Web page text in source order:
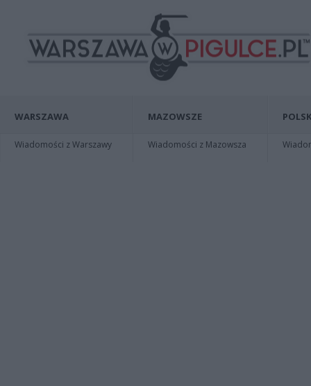
WARSZAWA
Wiadomości z Warszawy
MAZOWSZE
Wiadomości z Mazowsza